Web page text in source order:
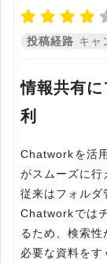
投稿経路 キャ
情報共有
利
Chatworkを活
がスムーズに行
従来はフォルダ
Chatworkでは
るため、検索性
必要な資料をす